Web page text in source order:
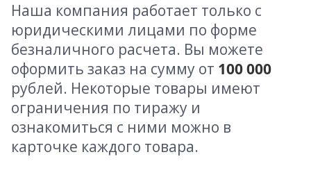
Наша компания работает только с
юридическими лицами по форме
безналичного расчета. Вы можете
оформить заказ на сумму от 100 000
рублей. Некоторые товары имеют
ограничения по тиражу и
ознакомиться с ними можно в
карточке каждого товара.